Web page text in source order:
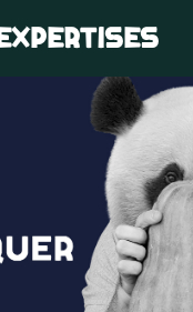
EXPERTISES